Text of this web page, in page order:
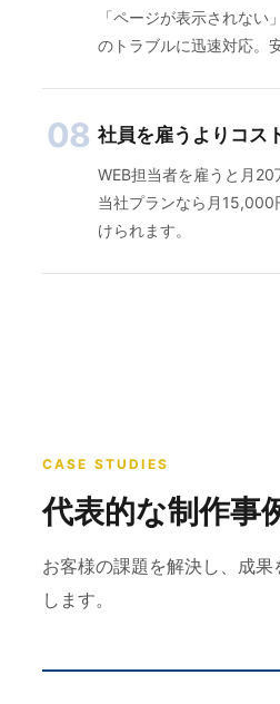
「ページが表示されな
のトラブルに迅速対応。
08 社員を雇うよりコス
WEB担当者を雇うと月20
当社プランなら月15,000
けられます。
CASE STUDIES
代表的な制作事
お客様の課題を解決し、成
します。